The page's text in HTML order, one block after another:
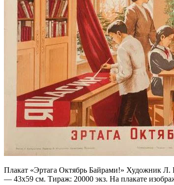
Плакат «Эртага Октябрь Байрами!» Художник
— 43х59 см. Тираж: 20000 экз. На плакате